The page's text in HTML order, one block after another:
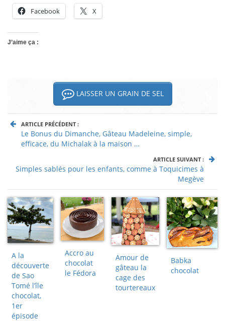
Facebook X
J’aime ça :
LAISSER UN GRAIN DE SEL
ARTICLE PRÉCÉDENT :
Le Bonus du Dimanche, Gâteau Madeleine, simple,
efficace, du Michalak à la maison …
ARTICLE SUIVANT :
Simples sablés pour les enfants, comme à Toquicimes à
Megève
A la
découverte
de Sao
Tomé l’île
chocolat,
1er
épisode
Accro au
chocolat
le Fédora
Amour de
gâteau la
cage des
tourtereaux
Babka
chocolat